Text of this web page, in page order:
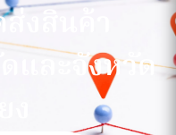
งสินค้า
และจังหวัด